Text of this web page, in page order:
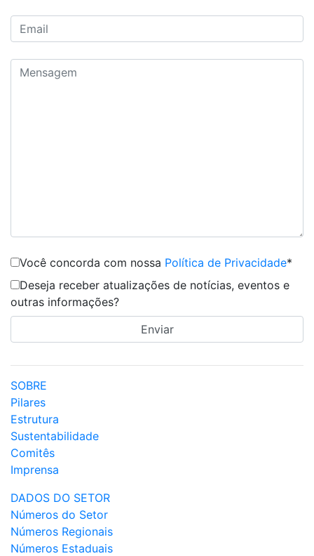
Você concorda com nossa Política de Privacidade*
Deseja receber atualizações de notícias, eventos e
outras informações?
SOBRE
Pilares
Estrutura
Sustentabilidade
Comitês
Imprensa
DADOS DO SETOR
Números do Setor
Números Regionais
Números Estaduais